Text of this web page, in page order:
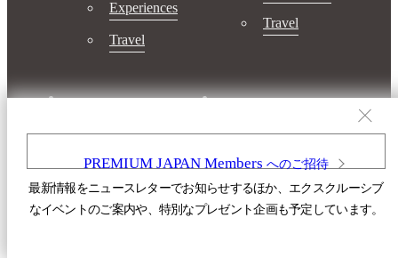
Experiences
Travel
Travel
ミシュラン一つ星獲得
MUNI KYOTO 福田
美術館隣接、嵐山の絶
葉山 加地邸 巨匠・ラ
名作住宅に滞在する
PREMIUM JAPAN Members へのご招待
最新情報をニュースレターでお知らせするほか、エクスクルーシブ
なイベントのご案内や、特別なプレゼント企画も予定しています。